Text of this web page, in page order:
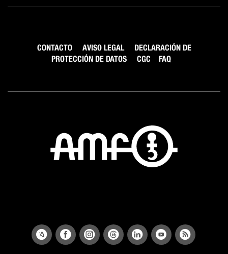
CONTACTO AVISO LEGAL
DECLARACIÓN DE
PROTECCIÓN DE DATOS
CGC FAQ